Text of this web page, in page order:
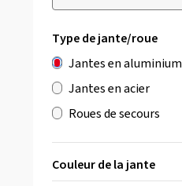
Type de jante/roue
Jantes en aluminium
Jantes en acier
Roues de secours
Couleur de la jante